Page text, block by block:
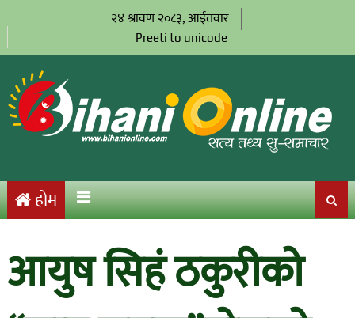
२४ श्रावण २०८३, आईतवार
Preeti to unicode
होम
आयुष सिहं ठकुरीको